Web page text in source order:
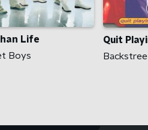
Life
Boys
Quit